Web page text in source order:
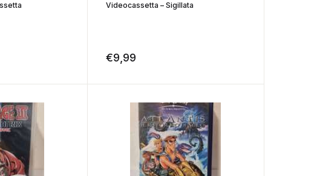
Videocassetta – Sigillata
€9,99